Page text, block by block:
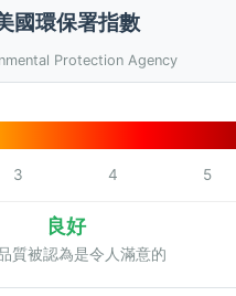
國環保署指數
Protection Agency
3 4 5
良好
質被認為是令人滿意的